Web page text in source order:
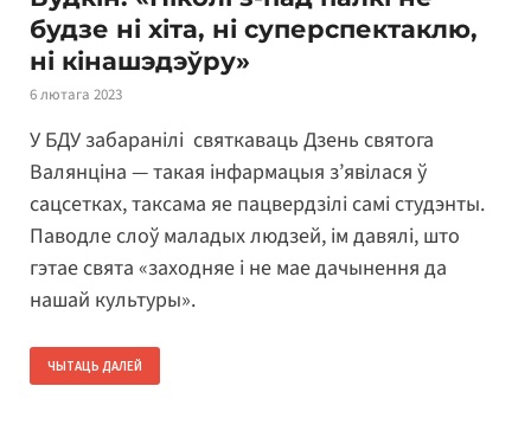
будзе ні хіта, ні суперспектаклю,
ні кінашэдэўру»
6 лютага 2023
У БДУ забаранілі святкаваць Дзень святога
Валянціна — такая інфармацыя з’явілася ў
сацсетках, таксама яе пацвердзілі самі студэнты.
Паводле слоў маладых людзей, ім давялі, што
гэтае свята «заходняе і не мае дачынення да
нашай культуры».
ЧЫТАЦЬ ДАЛЕЙ